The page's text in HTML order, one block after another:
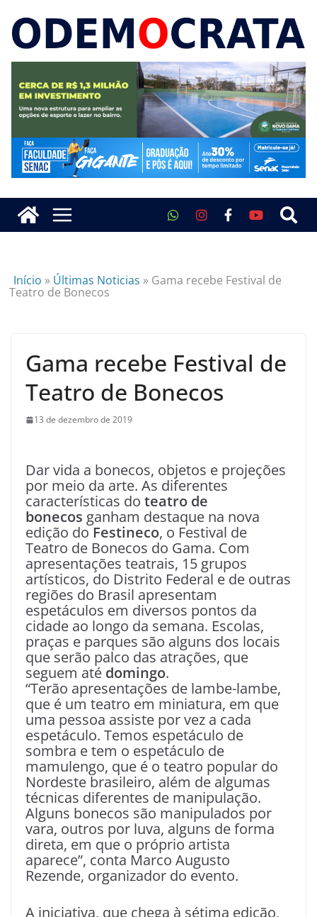
Início » Últimas Noticias » Gama recebe Festival de
Teatro de Bonecos
Gama recebe Festival de
Teatro de Bonecos
13 de dezembro de 2019
Dar vida a bonecos, objetos e projeções
por meio da arte. As diferentes
características do teatro de
bonecos ganham destaque na nova
edição do Festineco, o Festival de
Teatro de Bonecos do Gama. Com
apresentações teatrais, 15 grupos
artísticos, do Distrito Federal e de outras
regiões do Brasil apresentam
espetáculos em diversos pontos da
cidade ao longo da semana. Escolas,
praças e parques são alguns dos locais
que serão palco das atrações, que
seguem até domingo.
“Terão apresentações de lambe-lambe,
que é um teatro em miniatura, em que
uma pessoa assiste por vez a cada
espetáculo. Temos espetáculo de
sombra e tem o espetáculo de
mamulengo, que é o teatro popular do
Nordeste brasileiro, além de algumas
técnicas diferentes de manipulação.
Alguns bonecos são manipulados por
vara, outros por luva, alguns de forma
direta, em que o próprio artista
aparece”, conta Marco Augusto
Rezende, organizador do evento.
A iniciativa, que chega à sétima edição,